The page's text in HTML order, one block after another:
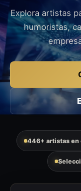
Explora artistas
humoristas,
446+ artistas en